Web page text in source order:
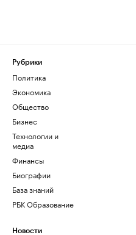
Рубрики
Политика
Экономика
Общество
Бизнес
Технологии и
медиа
Финансы
Биографии
База знаний
РБК Образование
Новости